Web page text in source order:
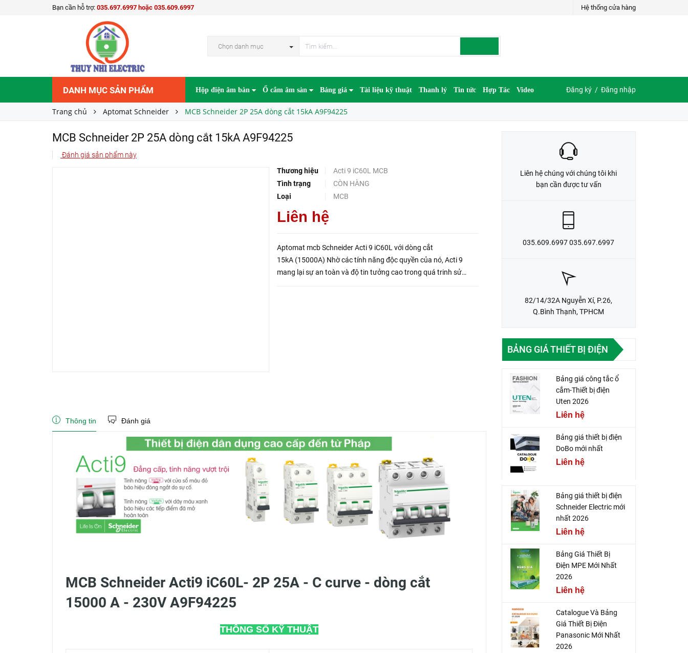
Bạn cần hỗ trợ: 035.697.6997 hoặc 035.609.6997 Hệ thống cửa hàng
Chọn danh mục
DANH MỤC SẢN PHẨM Hộp điện âm bàn Ổ cắm âm sàn Bảng giá Tài liệu kỹ thuật Thanh lý Tin tức Hợp Tác Video Đăng ký / Đăng nhập
Trang chủ Aptomat Schneider MCB Schneider 2P 25A dòng cắt 15kA A9F94225
MCB Schneider 2P 25A dòng cắt 15kA A9F94225
Đánh giá sản phẩm này
Thương hiệu
Acti 9 iC60L MCB
Tình trạng
CÒN HÀNG
Loại
MCB
Liên hệ
Aptomat mcb Schneider Acti 9 iC60L với dòng cắt
15kA (15000A) Nhờ các tính năng độc quyền của nó, Acti 9
mang lại sự an toàn và độ tin tưởng cao trong quá trinh sử
MCB Schneider 2P 25A dòng cắt 15kA A9F94225
Giá bán: Liên hệ
LIÊN HỆ ĐẶT HÀNG
Thông tin Đánh giá
MCB Schneider Acti9 iC60L- 2P 25A - C curve - dòng cắt
15000 A - 230V A9F94225
THÔNG SỐ KỸ THUẬT
Liên hệ chúng với chúng tôi khi
bạn cần được tư vấn
035.609.6997 035.697.6997
82/14/32A Nguyễn Xí, P.26,
Q.Bình Thạnh, TPHCM
BẢNG GIÁ THIẾT BỊ ĐIỆN
Bảng giá công tắc ổ
cắm-Thiết bị điện
Uten 2026
Liên hệ
Bảng giá thiết bị điện
DoBo mới nhất
Liên hệ
Bảng giá thiết bị điện
Schneider Electric mới
nhất 2026
Liên hệ
Bảng Giá Thiết Bị
Điện MPE Mới Nhất
2026
Liên hệ
Catalogue Và Bảng
Giá Thiết Bị Điện
Panasonic Mới Nhất
2026